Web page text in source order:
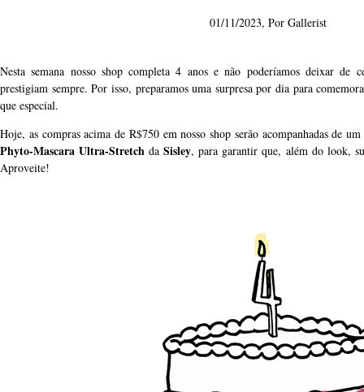
01/11/2023, Por Gallerist
Nesta semana nosso shop completa 4 anos e não poderíamos deixar de
prestigiam sempre. Por isso, preparamos uma surpresa por dia para
que especial.
Hoje, as compras acima de R$750 em nosso shop serão acompanhadas de
Phyto-Mascara Ultra-Stretch daSisley, para garantir que, além do look,
Aproveite!